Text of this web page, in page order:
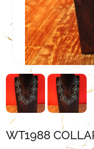
WT1988